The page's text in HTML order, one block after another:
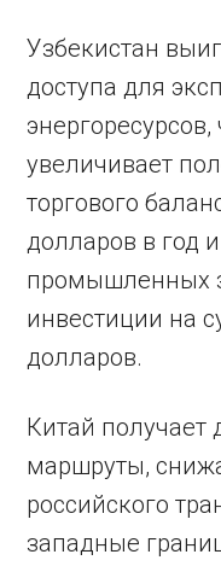
Узбекистан
доступа для
увеличивает
торгового
долларов в год
промышленных
инвестиции на
долларов.
Китай
маршруты,
российского
западные